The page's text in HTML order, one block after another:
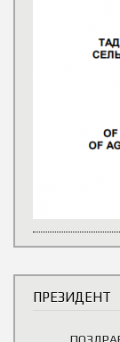
ПРЕЗИДЕНТ